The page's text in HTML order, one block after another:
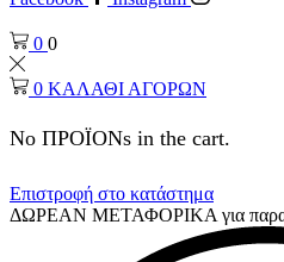
0 0
0 ΚΑΛΑΘΙ ΑΓΟΡΩΝ
No ΠΡΟΪΟΝs in the cart.
Επιστροφή στο κατάστημα
ΔΩΡΕΑΝ ΜΕΤΑΦΟΡΙΚΑ για